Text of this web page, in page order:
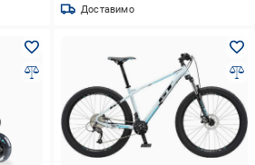
Доставимо